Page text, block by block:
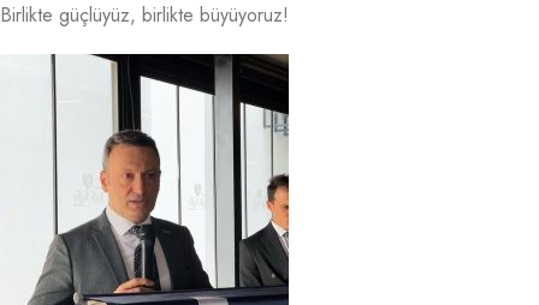
Birlikte güçlüyüz, birlikte büyüyoruz!